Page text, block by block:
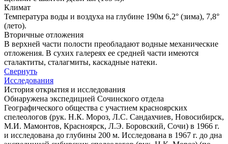
Климат
Температура воды и воздуха на глубине 190м 6,2° (зима), 7,8°
(лето).
Вторичные отложения
В верхней части полости преобладают водные механические
отложения. В сухих галереях ее средней части имеются
сталактиты, сталагмиты, каскадные натеки.
Свернуть
Исследования
История открытия и исследования
Обнаружена экспедицией Сочинского отдела
Географического общества с участием красноярских
спелеологов (рук. Н.К. Мороз, Л.С. Сандахчиев, Новосибирск,
М.И. Мамонтов, Красноярск, Л.Э. Боровский, Сочи) в 1966 г.
и исследована до глубины 200 м. Исследована в 1967 г. до дна